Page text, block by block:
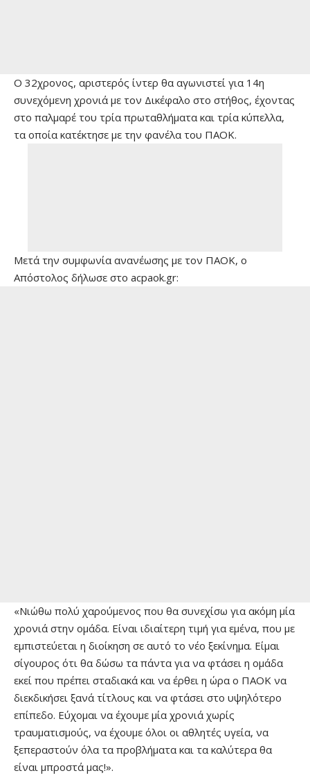
Ο 32χρονος, αριστερός ίντερ θα αγωνιστεί για 14η
συνεχόμενη χρονιά με τον Δικέφαλο στο στήθος, έχοντας
στο παλμαρέ του τρία πρωταθλήματα και τρία κύπελλα,
τα οποία κατέκτησε με την φανέλα του ΠΑΟΚ.
Μετά την συμφωνία ανανέωσης με τον ΠΑΟΚ, ο
Απόστολος δήλωσε στο acpaok.gr:
«Νιώθω πολύ χαρούμενος που θα συνεχίσω για ακόμη μία
χρονιά στην ομάδα. Είναι ιδιαίτερη τιμή για εμένα, που με
εμπιστεύεται η διοίκηση σε αυτό το νέο ξεκίνημα. Είμαι
σίγουρος ότι θα δώσω τα πάντα για να φτάσει η ομάδα
εκεί που πρέπει σταδιακά και να έρθει η ώρα ο ΠΑΟΚ να
διεκδικήσει ξανά τίτλους και να φτάσει στο υψηλότερο
επίπεδο. Εύχομαι να έχουμε μία χρονιά χωρίς
τραυματισμούς, να έχουμε όλοι οι αθλητές υγεία, να
ξεπεραστούν όλα τα προβλήματα και τα καλύτερα θα
είναι μπροστά μας!».